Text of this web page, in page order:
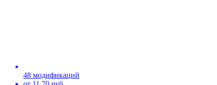
48 модификаций